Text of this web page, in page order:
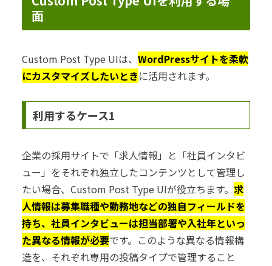
面
Custom Post Type UIは、 WordPressサイトを柔軟
にカスタマイズしたいときに活用されます。
利用するケース1
企業の採用サイトで「求人情報」と「社員インタビ
ュー」をそれぞれ独立したコンテンツとして管理し
たい場合、Custom Post Type UIが役立ちます。 求
人情報は募集職種や勤務地などの独自フィールドを
持ち、社員インタビューは担当部署や入社年といっ
た異なる情報が必要です。このような異なる情報構
造を、それぞれ専用の投稿タイプで管理すること